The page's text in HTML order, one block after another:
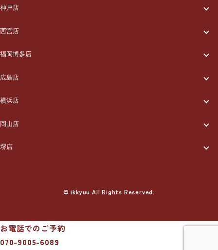
メニュー/料金
出張エリア
ブログ
お知らせ
採用情報
お問い合わせ
ご利用の流れ
メニュー/料金
出張エリア
ブログ
お知らせ
採用情報
お問い合わせ
一休について
ご利用の流れ
メニュー/料金
出張エリア
ブログ
お知らせ
採用情報
神戸店
一休について
ご利用の流れ
メニュー/料金
出張エリア
ブログ
お知らせ
西宮店
一休について
ご利用の流れ
メニュー/料金
出張エリア
ブログ
お問い合わせ
福岡博多店
一休について
ご利用の流れ
メニュー/料金
出張エリア
お問い合わせ
広島店
一休について
ご利用の流れ
メニュー/料金
採用情報
横浜店
一休について
ご利用の流れ
お知らせ
岡山店
一休について
ブログ
堺店
出張エリア
© ikkyuu All Rights Reserved.
お電話でのご予約
070-9005-6089